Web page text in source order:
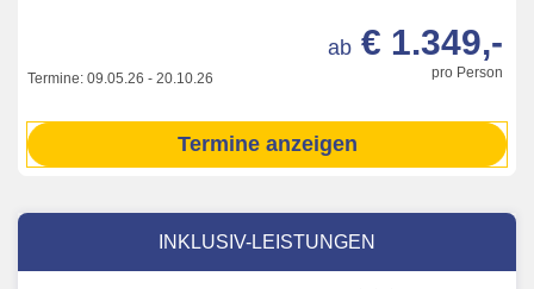
Termine: 09.05.26 - 20.10.26 pro Person
ab € 1.349,-
Termine anzeigen
INKLUSIV-LEISTUNGEN